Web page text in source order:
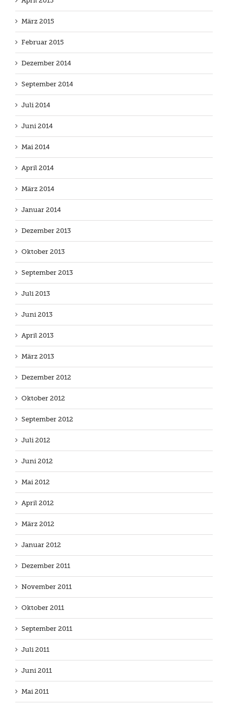
März 2015
Februar 2015
Dezember 2014
September 2014
Juli 2014
Juni 2014
Mai 2014
April 2014
März 2014
Januar 2014
Dezember 2013
Oktober 2013
September 2013
Juli 2013
Juni 2013
April 2013
März 2013
Dezember 2012
Oktober 2012
September 2012
Juli 2012
Juni 2012
Mai 2012
April 2012
März 2012
Januar 2012
Dezember 2011
November 2011
Oktober 2011
September 2011
Juli 2011
Juni 2011
Mai 2011